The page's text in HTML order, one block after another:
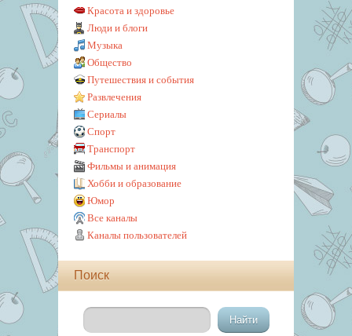
Красота и здоровье
Люди и блоги
Музыка
Общество
Путешествия и события
Развлечения
Сериалы
Спорт
Транспорт
Фильмы и анимация
Хобби и образование
Юмор
Все каналы
Каналы пользователей
Поиск